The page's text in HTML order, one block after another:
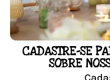
Conheça mais e
LOJA
CADASTRE-SE
SOBRE